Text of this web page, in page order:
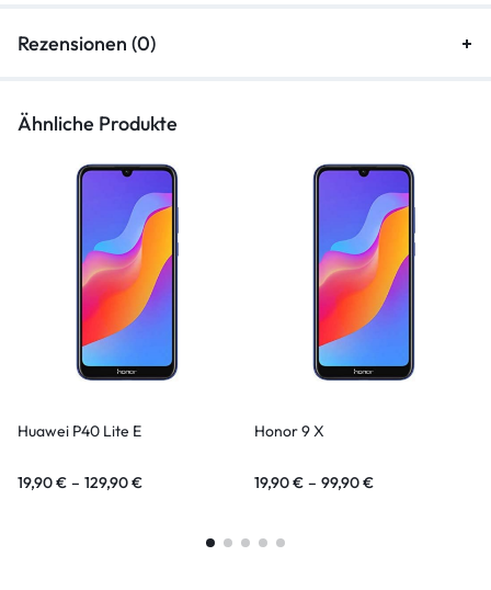
Rezensionen (0)
Ähnliche Produkte
Huawei P40 Lite E
19,90€ – 129,90€
Honor 9 X
19,90€ – 99,90€